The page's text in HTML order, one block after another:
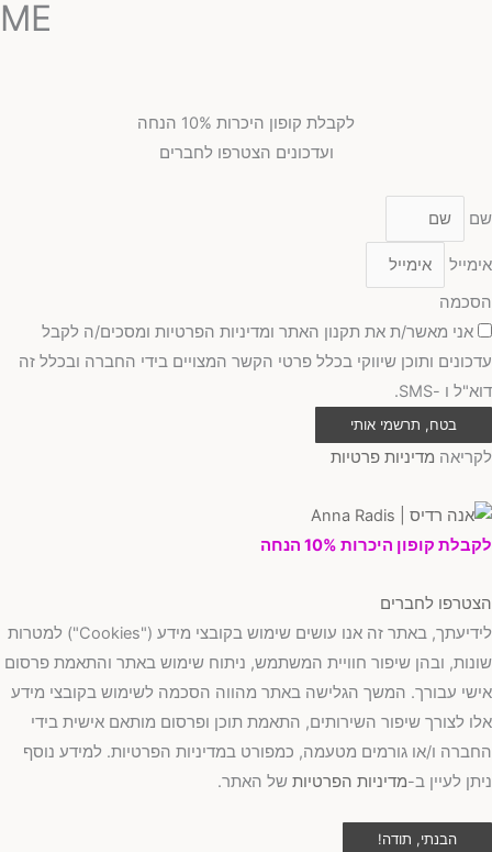
ME
לקבלת קופון היכרות 10% הנחה
ועדכונים הצטרפו לחברים
שם
אימייל
הסכמה
אני מאשר/ת את תקנון האתר ומדיניות הפרטיות ומסכים/ה לקבל
עדכונים ותוכן שיווקי בכלל פרטי הקשר המצויים בידי החברה ובכלל זה
דוא"ל ו -SMS.
בטח, תרשמי אותי
לקריאה מדיניות פרטיות
לקבלת קופון היכרות 10% הנחה
הצטרפו לחברים
לידיעתך, באתר זה אנו עושים שימוש בקובצי מידע ("Cookies") למטרות
שונות, ובהן שיפור חוויית המשתמש, ניתוח שימוש באתר והתאמת פרסום
אישי עבורך. המשך הגלישה באתר מהווה הסכמה לשימוש בקובצי מידע
אלו לצורך שיפור השירותים, התאמת תוכן ופרסום מותאם אישית בידי
החברה ו/או גורמים מטעמה, כמפורט במדיניות הפרטיות. למידע נוסף
ניתן לעיין ב-מדיניות הפרטיות של האתר.
הבנתי, תודה!